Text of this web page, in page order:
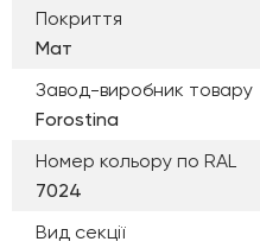
Покриття
Мат
Завод-виробник товару
Forostina
Номер кольору по RAL
7024
Вид секції